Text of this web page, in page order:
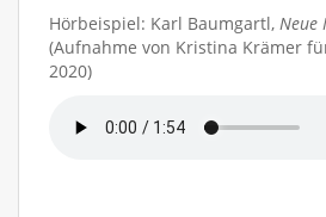
Hörbeispiel: Karl Baumgartl, Neue
(Aufnahme von Kristina Krämer
2020)